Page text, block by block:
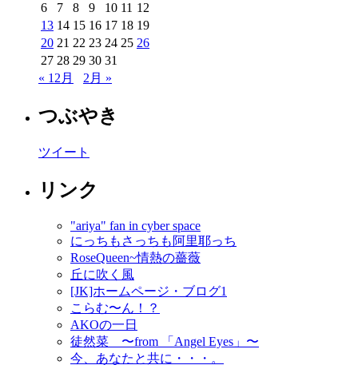
6
7 8 9 10 11 12
13 14 15 16 17 18 19
20 21 22 23 24 25 26
27 28 29 30 31
« 12月
2月 »
つぶやき
ツイート
リンク
"ariya" fan in cyber space
にっちもさっちも阿里耶っち
RoseQueen~情熱の薔薇
丘に吹く風
[JK]ホームページ・ブログ1
こらむ〜ん！？
AKOの一日
徒然菜 〜from 「Angel Eyes」〜
今、あなたと共に・・・。